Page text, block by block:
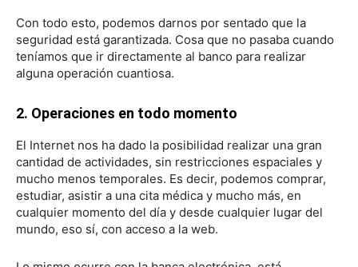
Con todo esto, podemos darnos por sentado que la
seguridad está garantizada. Cosa que no pasaba cuando
teníamos que ir directamente al banco para realizar
alguna operación cuantiosa.
2. Operaciones en todo momento
El Internet nos ha dado la posibilidad realizar una gran
cantidad de actividades, sin restricciones espaciales y
mucho menos temporales. Es decir, podemos comprar,
estudiar, asistir a una cita médica y mucho más, en
cualquier momento del día y desde cualquier lugar del
mundo, eso sí, con acceso a la web.